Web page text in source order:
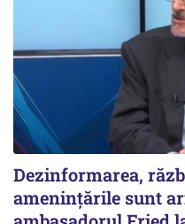
Dezinformarea,
ameninţările sunt